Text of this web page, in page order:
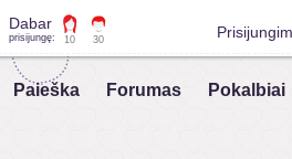
Dabar
prisijungę: 10 30
Paieška Forumas Pokalbiai